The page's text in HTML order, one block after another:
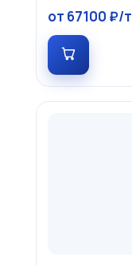
от 67100 ₽/т